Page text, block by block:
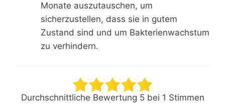
Monate auszutauschen, um
sicherzustellen, dass sie in gutem
Zustand sind und um Bakterienwachstum
zu verhindern.
Durchschnittliche Bewertung 5bei 1 Stimmen